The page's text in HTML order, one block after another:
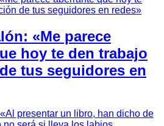
«Me parece
hoy te den trabajo
tus seguidores en